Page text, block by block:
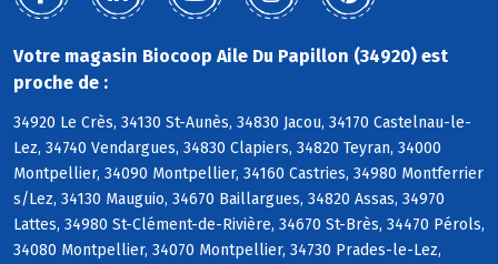
Votre magasin Biocoop Aile Du Papillon (34920) est
proche de :
34920 Le Crès, 34130 St-Aunès, 34830 Jacou, 34170 Castelnau-le-
Lez, 34740 Vendargues, 34830 Clapiers, 34820 Teyran, 34000
Montpellier, 34090 Montpellier, 34160 Castries, 34980 Montferrier
s/Lez, 34130 Mauguio, 34670 Baillargues, 34820 Assas, 34970
Lattes, 34980 St-Clément-de-Rivière, 34670 St-Brès, 34470 Pérols,
34080 Montpellier, 34070 Montpellier, 34730 Prades-le-Lez,